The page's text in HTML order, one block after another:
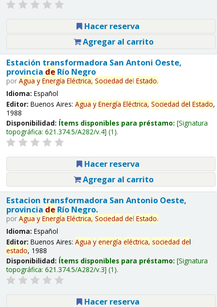
Hacer reserva
Agregar al carrito
Estación transformadora San Antoni Oeste,
provincia deRío Negro
por Agua y Energía Eléctrica, Sociedad del Estado.
Idioma: Español
Editor: Buenos Aires: Agua y Energía Eléctrica, Sociedad del Estado,
1988
Disponibilidad: Ítems disponibles para préstamo: Signatura
topográfica: 621.374.5/A282/v.4 (1).
Hacer reserva
Agregar al carrito
Estacion transformadora San Antonio Oeste,
provincia deRío Negro.
por Agua y Energía Eléctrica, Sociedad del Estado.
Idioma: Español
Editor: Buenos Aires: Agua y energía eléctrica, sociedad del
estado, 1988
Disponibilidad: Ítems disponibles para préstamo: Signatura
topográfica: 621.374.5/A282/v.3 (1).
Hacer reserva